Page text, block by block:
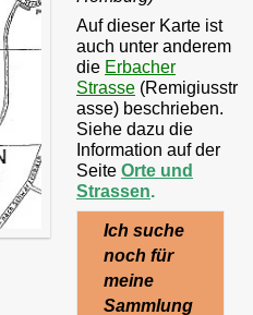
Auf dieser Karte ist
auch unter anderem
die Erbacher
Strasse (Remigiusstr
asse) beschrieben.
Siehe dazu die
Information auf der
Seite Orte und
Strassen.
Ich suche
noch für
meine
Sammlung